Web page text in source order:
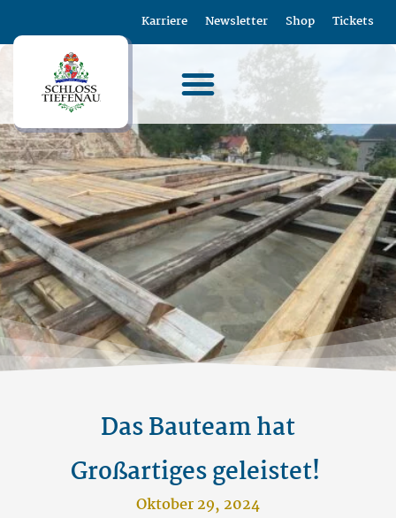
Karriere Newsletter Shop Tickets
Das Bauteam hat
Großartiges geleistet!
Oktober 29, 2024